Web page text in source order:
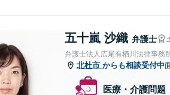
五十嵐 沙織 弁護士
弁護士法人広尾有栖川法律事務
北杜市 からも相談受付中
医療・介護問題